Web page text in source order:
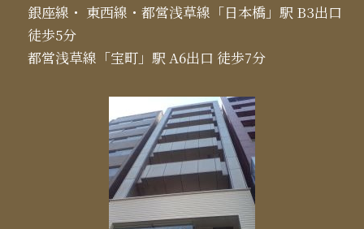
銀座線・ 東西線・都営浅草線「日本橋」駅 B3出口
徒歩5分
都営浅草線「宝町」駅 A6出口 徒歩7分